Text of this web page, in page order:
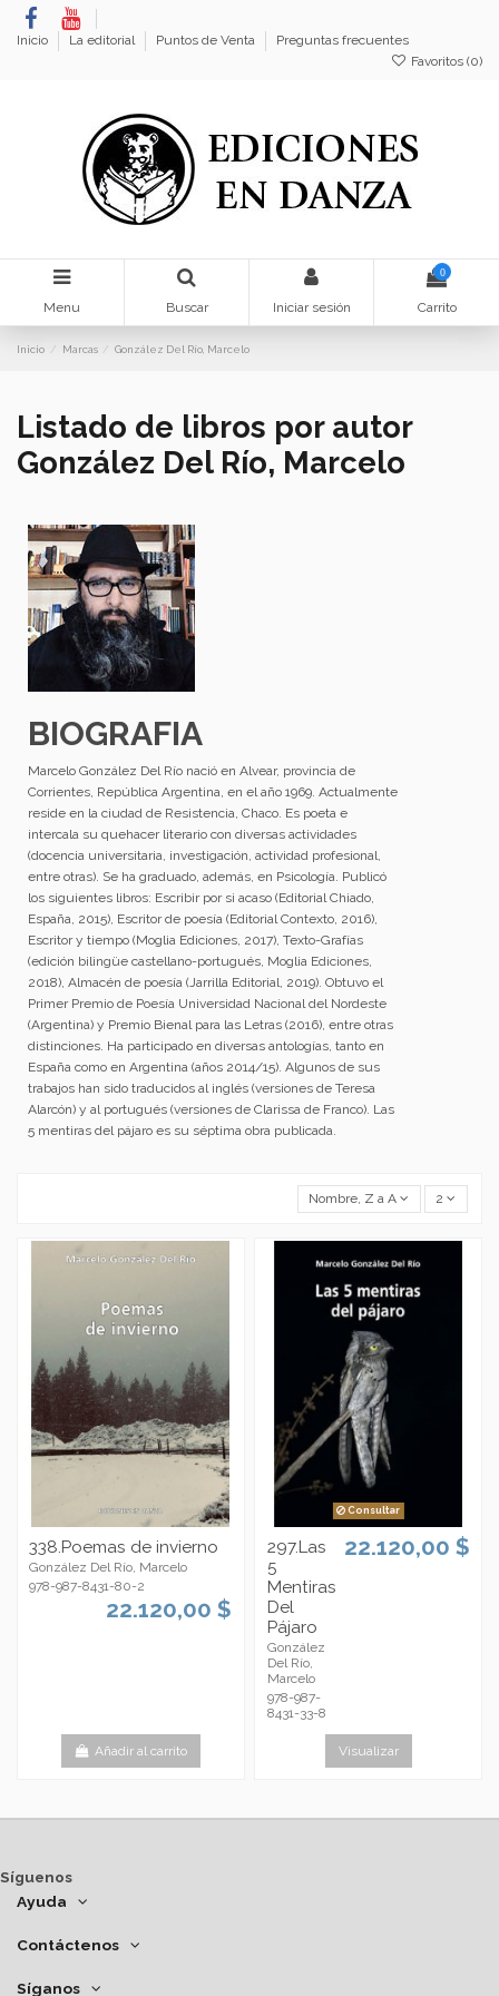
Inicio La editorial Puntos de Venta
Preguntas frecuentes
Favoritos (0)
Menu Buscar Iniciar sesión
0
Carrito
Inicio Marcas González Del Río, Marcelo
Listado de libros por autor
González Del Río, Marcelo
BIOGRAFIA
Marcelo González Del Río nació en Alvear, provincia de
Corrientes, República Argentina, en el año 1969. Actualmente
reside en la ciudad de Resistencia, Chaco. Es poeta e
intercala su quehacer literario con diversas actividades
(docencia universitaria, investigación, actividad profesional,
entre otras). Se ha graduado, además, en Psicología. Publicó
los siguientes libros: Escribir por si acaso (Editorial Chiado,
España, 2015), Escritor de poesía (Editorial Contexto, 2016),
Escritor y tiempo (Moglia Ediciones, 2017), Texto-Grafías
(edición bilingüe castellano-portugués, Moglia Ediciones,
2018), Almacén de poesía (Jarrilla Editorial, 2019). Obtuvo el
Primer Premio de Poesía Universidad Nacional del Nordeste
(Argentina) y Premio Bienal para las Letras (2016), entre otras
distinciones. Ha participado en diversas antologías, tanto en
España como en Argentina (años 2014/15). Algunos de sus
trabajos han sido traducidos al inglés (versiones de Teresa
Alarcón) y al portugués (versiones de Clarissa de Franco). Las
5 mentiras del pájaro es su séptima obra publicada.
Nombre, Z a A 2
338.Poemas de invierno
González Del Río, Marcelo
978-987-8431-80-2
22.120,00 $
Añadir al carrito
Consultar
297.Las
5
Mentiras
Del
Pájaro
González
Del Río,
Marcelo
978-987-
8431-33-8
22.120,00 $
Visualizar
Síguenos
Ayuda
Contáctenos
Síganos